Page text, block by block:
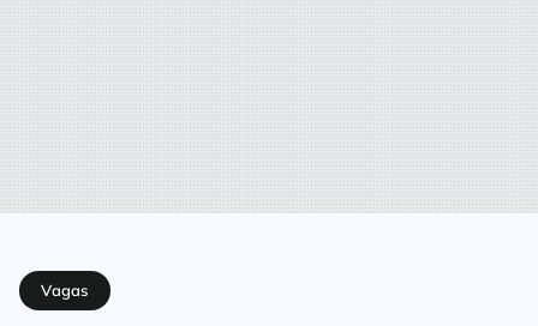
Home Vagas
Vagas